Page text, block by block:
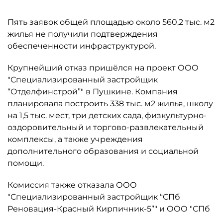
Пять заявок общей площадью около 560,2 тыс. м2
жилья не получили подтверждения
обеспеченности инфраструктурой.
Крупнейший отказ пришёлся на проект ООО
"Специализированный застройщик
“Отделфинстрой”" в Пушкине. Компания
планировала построить 338 тыс. м2 жилья, школу
на 1,5 тыс. мест, три детских сада, физкультурно-
оздоровительный и торгово-развлекательный
комплексы, а также учреждения
дополнительного образования и социальной
помощи.
Комиссия также отказала ООО
"Специализированный застройщик “СПб
Реновация-Красный Кирпичник-5”" и ООО "СПб